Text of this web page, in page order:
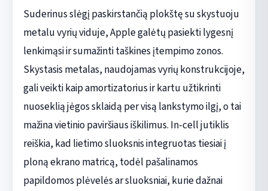
Suderinus slėgį paskirstančią plokštę su skystuoju
metalu vyrių viduje, Apple galėtų pasiekti lygesnį
lenkimąsi ir sumažinti taškines įtempimo zonos.
Skystasis metalas, naudojamas vyrių konstrukcijoje,
gali veikti kaip amortizatorius ir kartu užtikrinti
nuoseklią jėgos sklaidą per visą lankstymo ilgį, o tai
mažina vietinio paviršiaus iškilimus. In-cell jutiklis
reiškia, kad lietimo sluoksnis integruotas tiesiai į
ploną ekrano matricą, todėl pašalinamos
papildomos plėvelės ar sluoksniai, kurie dažnai